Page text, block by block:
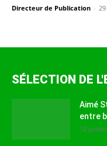
Directeur de Publication -
SÉLECTION DE
Aimé
entre
12 juillet